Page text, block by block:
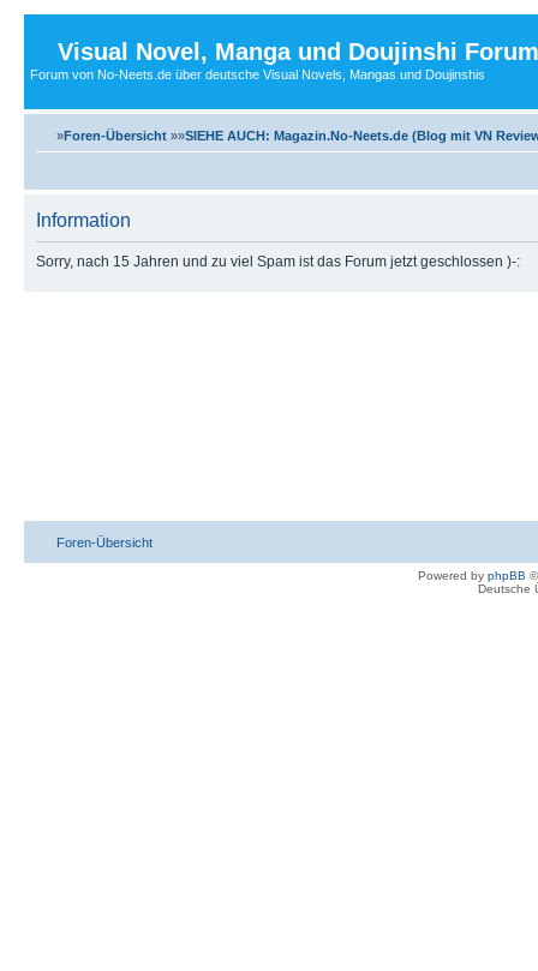
Visual Novel, Manga und Doujinshi Forum
Forum von No-Neets.de über deutsche Visual Novels, Mangas und Doujinshis
»Foren-Übersicht »»SIEHE AUCH: Magazin.No-Neets.de (Blog mit VN
Information
Sorry, nach 15 Jahren und zu viel Spam ist das Forum jetzt geschlossen )-:
Foren-Übersicht
Powered by phpBB
Deutsche